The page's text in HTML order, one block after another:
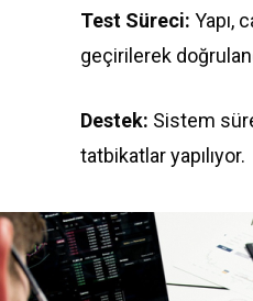
Test Süreci: Yapı,
geçirilerek
Destek: Sistem
tatbikatlar yapılıyor.